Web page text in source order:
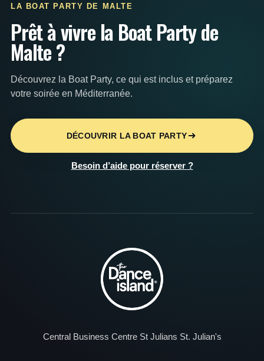
LA BOAT PARTY DE MALTE
Prêt à vivre la Boat Party de
Malte ?
Découvrez la Boat Party, ce qui est inclus et préparez
votre soirée en Méditerranée.
DÉCOUVRIR LA BOAT PARTY
Besoin d’aide pour réserver ?
Central Business Centre St Julians St. Julian's